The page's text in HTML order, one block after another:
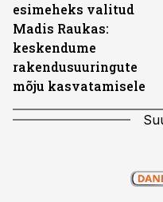
esimeheks valitud
Madis Raukas:
keskendume
rakendusuuringute
mõju kasvatamisele